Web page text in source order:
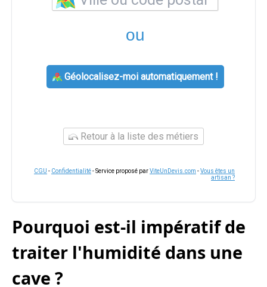
ou
Géolocalisez-moi automatiquement !
Retour à la liste des métiers
CGU - Confidentialité- Service proposé parViteUnDevis.com -Vous êtes un
artisan ?
Pourquoi est-il impératif de
traiter l'humidité dans une
cave ?